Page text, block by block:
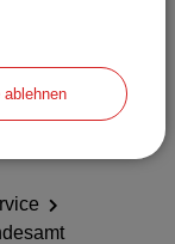
ablehnen